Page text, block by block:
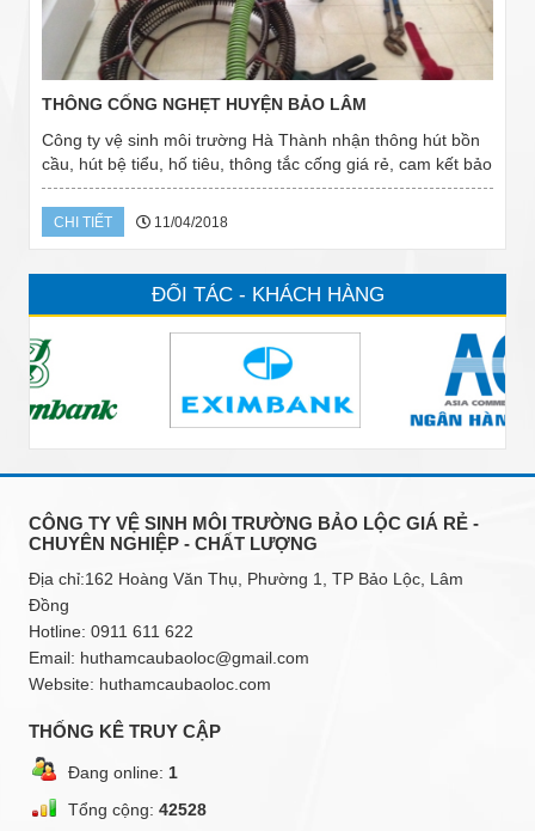
THÔNG CỐNG NGHẸT HUYỆN BẢO LÂM
Công ty vệ sinh môi trường Hà Thành nhận thông hút bồn
cầu, hút bệ tiểu, hố tiêu, thông tắc cống giá rẻ, cam kết bảo
hành miễn phí 2 năm cho quý khách. Dịch vụ thông tắc bồn
cầu tại Huyện Bảo Lâm...
CHI TIẾT 11/04/2018
ĐỐI TÁC - KHÁCH HÀNG
CÔNG TY VỆ SINH MÔI TRƯỜNG BẢO LỘC GIÁ RẺ -
CHUYÊN NGHIỆP - CHẤT LƯỢNG
Địa chỉ:162 Hoàng Văn Thụ, Phường 1, TP Bảo Lộc, Lâm
Đồng
Hotline: 0911 611 622
Email: huthamcaubaoloc@gmail.com
Website: huthamcaubaoloc.com
THỐNG KÊ TRUY CẬP
Đang online: 1
Tổng cộng: 42528